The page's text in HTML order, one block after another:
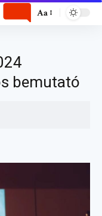
Aa
bemutató